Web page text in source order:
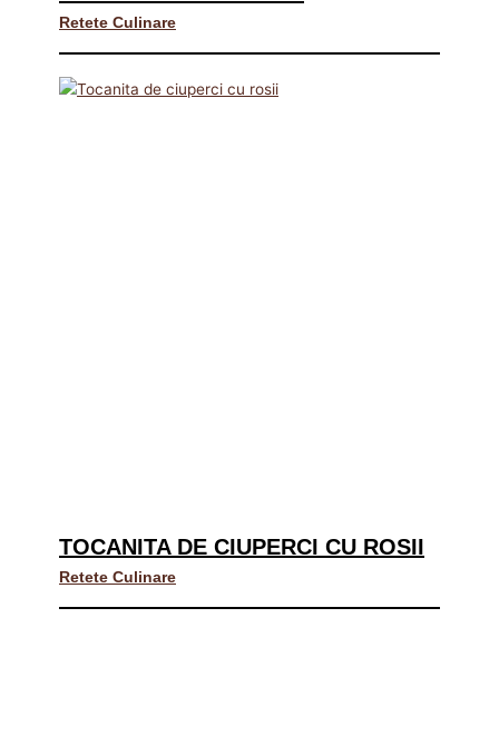
Retete Culinare
TOCANITA DE CIUPERCI CU ROSII
Retete Culinare